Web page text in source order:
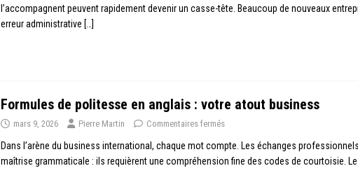
l’accompagnent peuvent rapidement devenir un casse-tête. Beaucoup de nouveaux
erreur administrative […]
Formules de politesse en anglais : votre atout business
mars 9, 2026 Pierre Martin Commentaires fermés
Dans l’arène du business international, chaque mot compte. Les échanges
maîtrise grammaticale : ils requièrent une compréhension fine des codes de courtoisie.